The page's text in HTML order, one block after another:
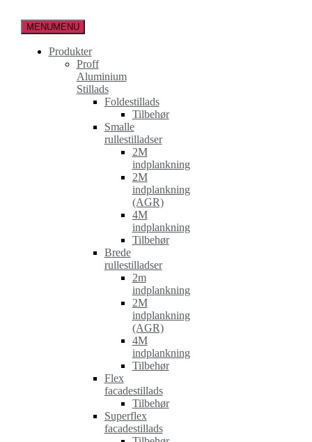
indholdet
MENUMENU
Produkter
Proff
Aluminium
Stillads
Foldestillads
Tilbehør
Smalle
rullestilladser
2M
indplankning
2M
indplankning
(AGR)
4M
indplankning
Tilbehør
Brede
rullestilladser
2m
indplankning
2M
indplankning
(AGR)
4M
indplankning
Tilbehør
Flex
facadestillads
Tilbehør
Superflex
facadestillads